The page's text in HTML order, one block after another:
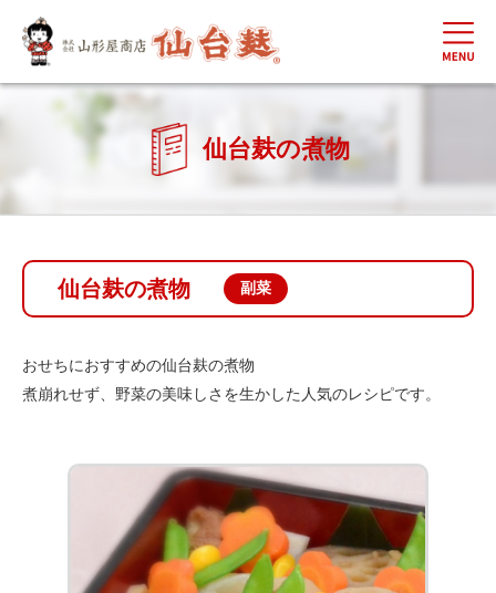
仙台麸の煮物
仙台麸の煮物 副菜
おせちにおすすめの仙台麸の煮物
煮崩れせず、野菜の美味しさを生かした人気のレシピです。